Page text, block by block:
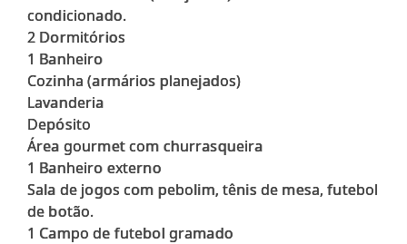
condicionado.
2 Dormitórios
1 Banheiro
Cozinha (armários planejados)
Lavanderia
Depósito
Área gourmet com churrasqueira
1 Banheiro externo
Sala de jogos com pebolim, tênis de mesa, futebol
de botão.
1 Campo de futebol gramado